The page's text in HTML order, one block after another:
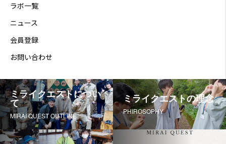
ラボ一覧
ニュース
会員登録
お問い合わせ
ミライクエストについ
て
MIRAI QUEST OUTLINE
ミライクエストの理念
PHIROSOPHY